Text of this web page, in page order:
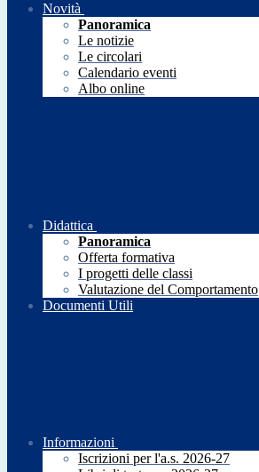
Novità
Panoramica
Le notizie
Le circolari
Calendario eventi
Albo online
Didattica
Panoramica
Offerta formativa
I progetti delle classi
Valutazione del Comportamento
Documenti Utili
Informazioni
Iscrizioni per l'a.s. 2026-27